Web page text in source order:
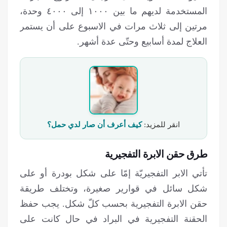
المستخدمة لديهم ما بين ١٠٠٠ إلى ٤٠٠٠ وحدة،
مرتين إلى ثلاث مرات في الاسبوع على أن يستمر
العلاج لمدة أسابيع وحتّى عدة أشهر.
انقر للمزید:كيف أعرف أن صار لدي حمل؟
طرق حقن الابرة التفجيرية
تأتي الابر التفجيريّة إمّا على شكل بودرة أو على
شكل سائل في قوارير صغيرة، وتختلف طريقة
حقن الابرة التفجيرية بحسب كلّ شكل. يجب حفظ
الحقنة التفجيرية في البراد في حال كانت على